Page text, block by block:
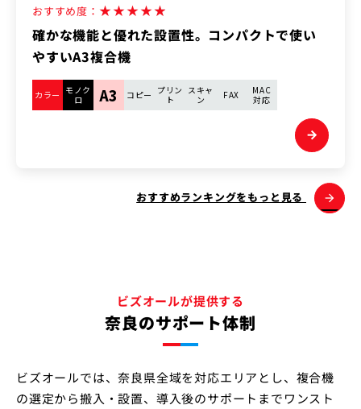
おすすめ度： ★★★★★
確かな機能と優れた設置性。コンパクトで使い
やすいA3複合機
カラー モノク
ロ
A3 コピー プリン
ト
スキャ
ン
FAX
MAC
対応
おすすめランキングをもっと見る arrow_forward
ビズオールが提供する
奈良のサポート体制
ビズオールでは、奈良県全域を対応エリアとし、複合機
の選定から搬入・設置、導入後のサポートまでワンスト